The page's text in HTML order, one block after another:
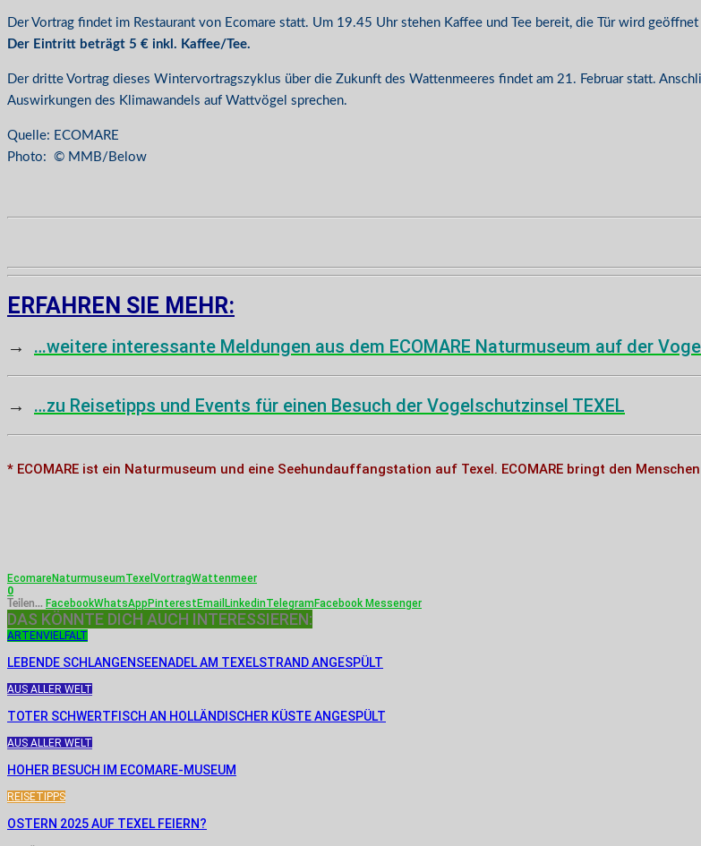
Der Vortrag findet im Restaurant von Ecomare statt. Um 19.45 Uhr stehen Kaffee und Tee bereit, die Tür wird
Der Eintritt beträgt 5 € inkl. Kaffee/Tee.
Der dritte Vortrag dieses Wintervortragszyklus über die Zukunft des Wattenmeeres findet am 21. Februar statt.
Auswirkungen des Klimawandels auf Wattvögel sprechen.
Quelle: ECOMARE
Photo: © MMB/Below
ERFAHREN SIE MEHR:
→ …weitere interessante Meldungen aus dem ECOMARE Naturmuseum auf der
→ …zu Reisetipps und Events für einen Besuch der Vogelschutzinsel TEXEL
* ECOMARE ist ein Naturmuseum und eine Seehundauffangstation auf Texel. ECOMARE bringt den
Ecomare NaturmuseumTexel VortragWattenmeer
0
Teilen... FacebookWhatsApp Pinterest Email LinkedinTelegramFacebook Messenger
DAS KÖNNTE DICH AUCH INTERESSIEREN:
ARTENVIELFALT
LEBENDE SCHLANGENSEENADEL AM TEXELSTRAND ANGESPÜLT
AUS ALLER WELT
TOTER SCHWERTFISCH AN HOLLÄNDISCHER KÜSTE ANGESPÜLT
AUS ALLER WELT
HOHER BESUCH IM ECOMARE-MUSEUM
REISETIPPS
OSTERN 2025 AUF TEXEL FEIERN?